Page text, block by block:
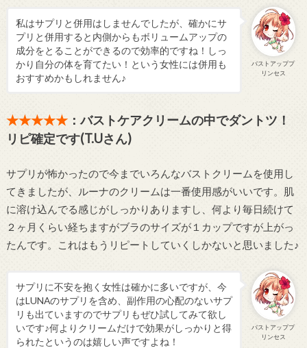
バストアッププ
リンセス
私はサプリと併用はしませんでしたが、確かにサ
プリと併用すると内側からもボリュームアップの
成分をとることができるので効率的ですね！しっ
かり自分の体を育てたい！という女性には併用も
おすすめかもしれません♪
★★★★★：バストケアクリームの中でダントツ！
リピ確定です(T.Uさん)
サプリが怖かったので今までいろんなバストクリームを使用し
てきましたが、ルーナのクリームは一番使用感がいいです。肌
に溶け込んでる感じがしっかりありますし、何より毎日続けて
２ヶ月くらい経ちますがブラのサイズが１カップですが上がっ
たんです。これはもうリピートしていくしかないと思いました♪
バストアッププ
リンセス
サプリに不安を抱く女性は確かに多いですが、今
はLUNAのサプリを含め、副作用の心配のないサプ
リも出ていますのでサプリもぜひ試してみて欲し
いです♪何よりクリームだけで効果がしっかりと得
られたというのは嬉しい声ですよね！